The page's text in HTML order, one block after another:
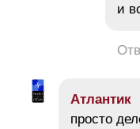
и
Атлантик
просто